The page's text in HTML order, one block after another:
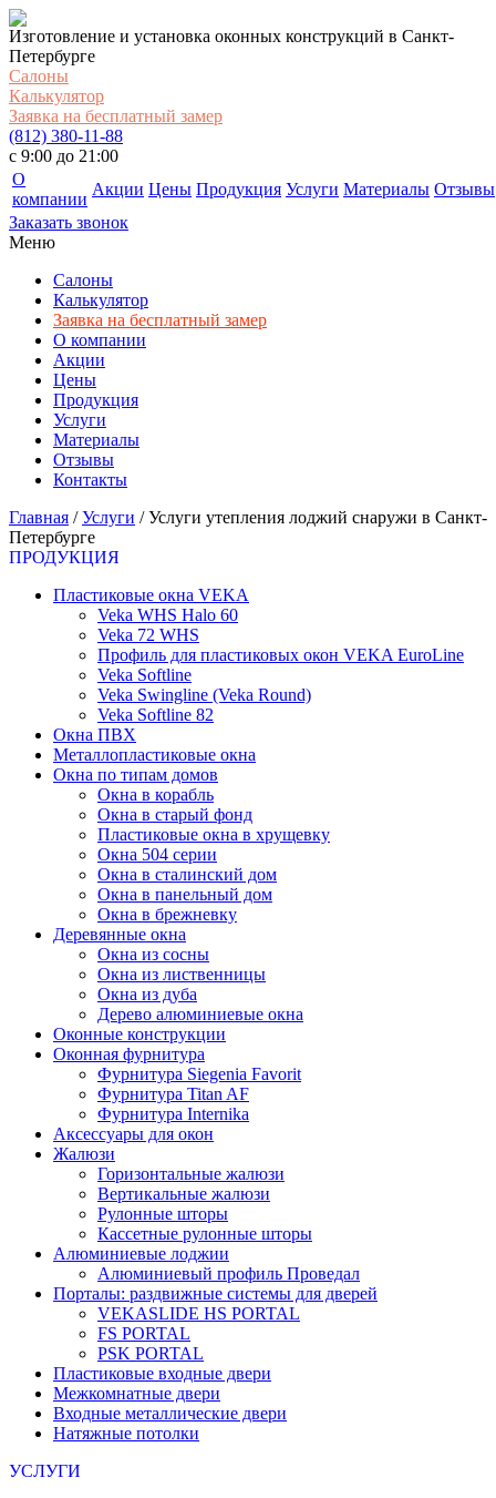
Изготовление и установка оконных конструкций в Санкт-
Петербурге
Салоны
Калькулятор
Заявка на бесплатный замер
(812) 380-11-88
c 9:00 до 21:00
О
компании
Акции Цены Продукция Услуги Материалы Отзывы
Заказать звонок
Меню
Салоны
Калькулятор
Заявка на бесплатный замер
О компании
Акции
Цены
Продукция
Услуги
Материалы
Отзывы
Контакты
Главная /Услуги /Услуги утепления лоджий снаружи в Санкт-
Петербурге
ПРОДУКЦИЯ
Пластиковые окна VEKA
Veka WHS Halo 60
Veka 72 WHS
Профиль для пластиковых окон VEKA EuroLine
Veka Softline
Veka Swingline (Veka Round)
Veka Softline 82
Окна ПВХ
Металлопластиковые окна
Окна по типам домов
Окна в корабль
Окна в старый фонд
Пластиковые окна в хрущевку
Окна 504 серии
Окна в сталинский дом
Окна в панельный дом
Окна в брежневку
Деревянные окна
Окна из сосны
Окна из лиственницы
Окна из дуба
Дерево алюминиевые окна
Оконные конструкции
Оконная фурнитура
Фурнитура Siegenia Favorit
Фурнитура Titan AF
Фурнитура Internika
Аксессуары для окон
Жалюзи
Горизонтальные жалюзи
Вертикальные жалюзи
Рулонные шторы
Кассетные рулонные шторы
Алюминиевые лоджии
Алюминиевый профиль Проведал
Порталы: раздвижные системы для дверей
VEKASLIDE HS PORTAL
FS PORTAL
PSK PORTAL
Пластиковые входные двери
Межкомнатные двери
Входные металлические двери
Натяжные потолки
УСЛУГИ